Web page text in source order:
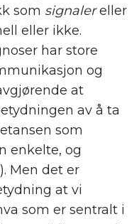
som signalereller
eller ikke.
har store
og
at
av å ta
som
enkelte, og
Men det er
at vi
som er sentralt i